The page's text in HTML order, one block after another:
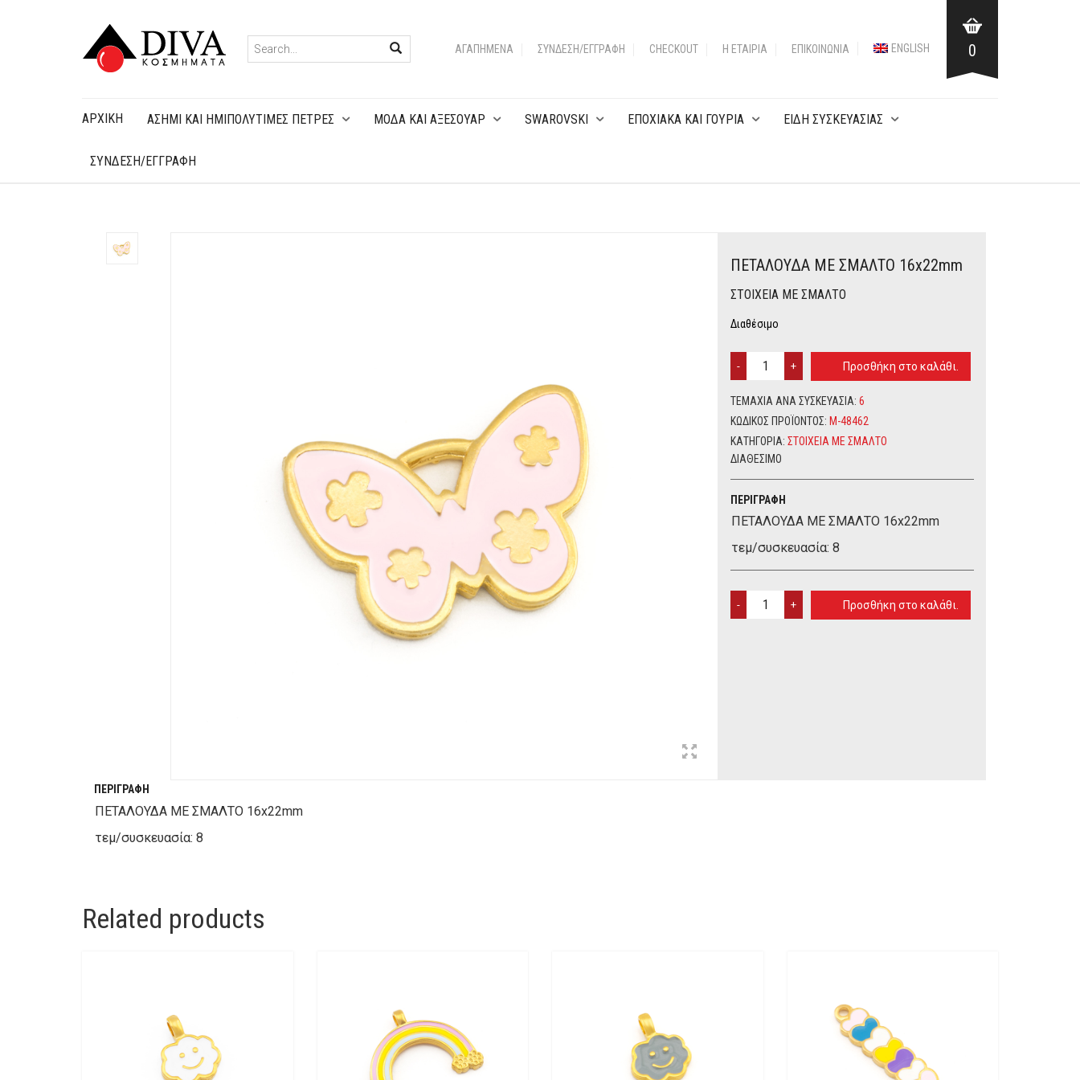
ΑΓΑΠΗΜΈΝΑ ΣΎΝΔΕΣΗ/ΕΓΓΡΑΦΉ CHECKOUT Η ΕΤΑΙΡΙΑ ΕΠΙΚΟΙΝΩΝΊΑ ENGLISH 0
ΑΡΧΙΚΉ ΑΣΗΜΙ ΚΑΙ ΗΜΙΠΟΛΥΤΙΜΕΣ ΠΕΤΡΕΣ MOΔA KAI ΑΞΕΣΟΥΑΡ SWAROVSKI EΠOXIAKA KAI ΓΟΥΡΙΑ ΕΙΔΗ ΣΥΣΚΕΥΑΣΙΑΣ
ΣΥΝΔΕΣΗ/ΕΓΓΡΑΦΗ
ΠΕΤΑΛΟΥΔΑ ΜΕ ΣΜΑΛΤΟ 16x22mm
ΣΤΟΙΧΕΙΑ ME ΣΜΑΛΤΟ
Διαθέσιμο
ΠΕΤΑΛΟΥΔΑ
16X22MM
QUANTITY
Προσθήκη στο καλάθι.
ΤΕΜΆΧΙΑ ΑΝΆ ΣΥΣΚΕΥΑΣΊΑ: 6
ΚΩΔΙΚΌΣ ΠΡΟΪΌΝΤΟΣ: M-48462
ΚΑΤΗΓΟΡΊΑ: ΣΤΟΙΧΕΙΑ ME ΣΜΑΛΤΟ
ΔΙΑΘΈΣΙΜΟ
ΠΕΡΙΓΡΑΦΉ
ΠΕΤΑΛΟΥΔΑ ΜΕ ΣΜΑΛΤΟ 16x22mm
τεμ/συσκευασία: 8
ΠΕΤΑΛΟΥΔΑ
Προσθήκη στο καλάθι.
ΠΕΡΙΓΡΑΦΉ
ΠΕΤΑΛΟΥΔΑ ΜΕ ΣΜΑΛΤΟ 16x22mm
τεμ/συσκευασία: 8
Related products